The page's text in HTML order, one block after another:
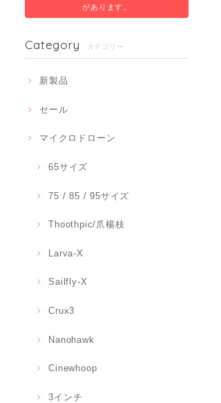
があります。
Category カテゴリー
新製品
セール
マイクロドローン
65サイズ
75 / 85 / 95サイズ
Thoothpic/爪楊枝
Larva-X
Sailfly-X
Crux3
Nanohawk
Cinewhoop
3インチ